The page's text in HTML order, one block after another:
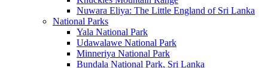
Nuwara Eliya: The Little England of Sri Lanka
National Parks
Yala National Park
Udawalawe National Park
Minneriya National Park
Bundala National Park, Sri Lanka